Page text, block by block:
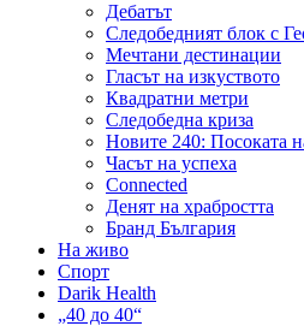
Дебатът
Следобедният блок с
Мечтани дестинации
Гласът на изкуството
Квадратни метри
Следобедна криза
Новите 240: Посоката
Часът на успеха
Connected
Денят на храбростта
Бранд България
На живо
Спорт
Darik Health
„40 до 40“